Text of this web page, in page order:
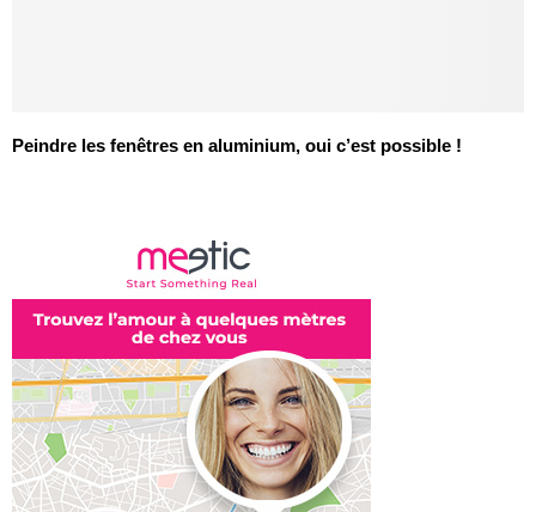
Peindre les fenêtres en aluminium, oui c’est possible !